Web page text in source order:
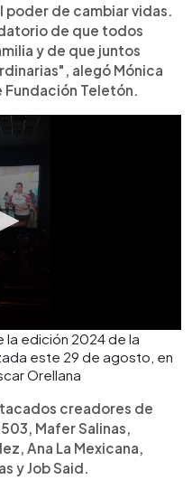
de cambiar vidas.
de que todos
y de que juntos
alegó Mónica
Teletón.
la edición 2024 de la
este 29 de agosto, en
Orellana
creadores de
Mafer Salinas,
Ana La Mexicana,
y Job Said.